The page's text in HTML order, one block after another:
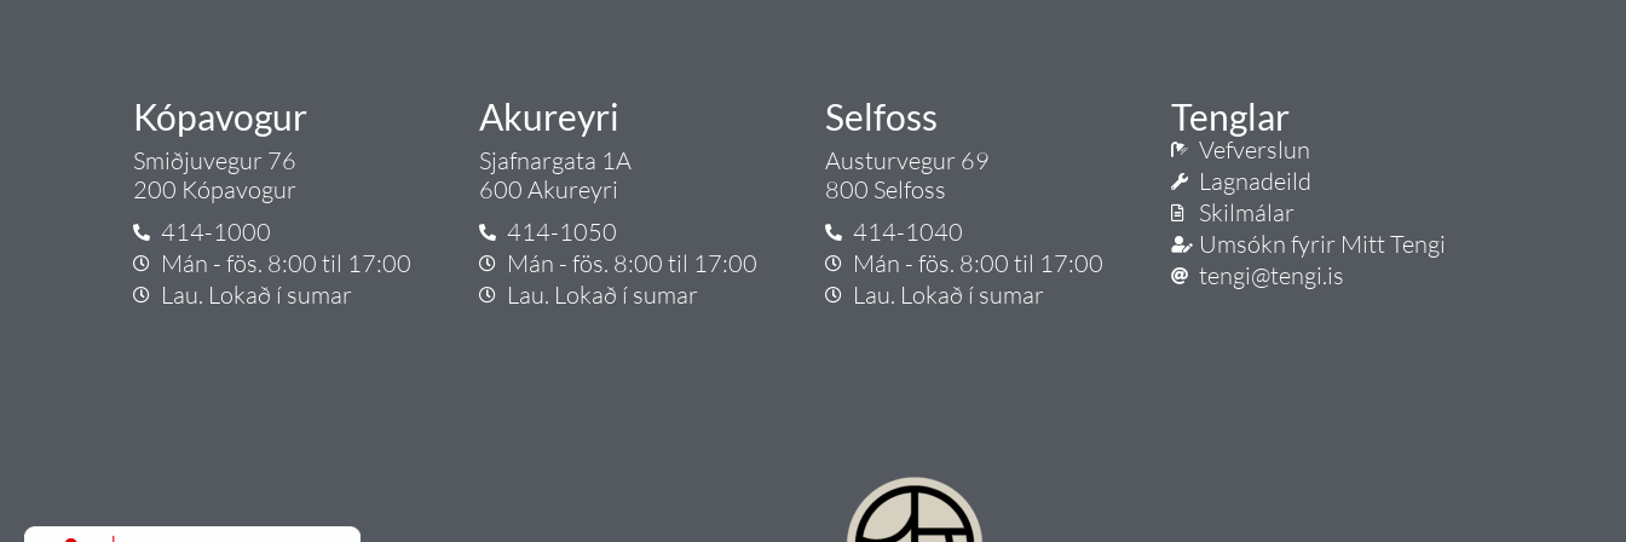
Kópavogur
Smiðjuvegur 76
200 Kópavogur
414-1000
Mán - fös. 8:00 til 17:00
Lau. Lokað í sumar
Akureyri
Sjafnargata 1A
600 Akureyri
414-1050
Mán - fös. 8:00 til 17:00
Lau. Lokað í sumar
Selfoss
Austurvegur 69
800 Selfoss
414-1040
Mán - fös. 8:00 til 17:00
Lau. Lokað í sumar
Tenglar
Vefverslun
Lagnadeild
Skilmálar
Umsókn fyrir Mitt Tengi
tengi@tengi.is